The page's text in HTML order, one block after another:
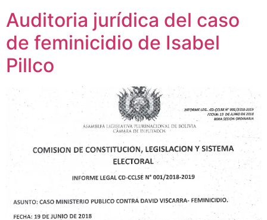
Auditoria jurídica del caso
de feminicidio de Isabel
Pillco